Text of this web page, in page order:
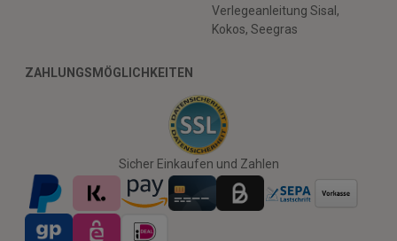
Verlegeanleitung Sisal,
Kokos, Seegras
ZAHLUNGSMÖGLICHKEITEN
Sicher Einkaufen und Zahlen